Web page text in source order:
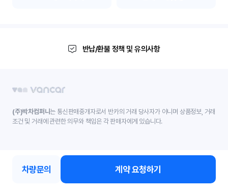
반납/환불 정책 및 유의사항
차량문의 계약 요청하기
(주)박차컴퍼니는 통신판매중개자로서 반카의 거래 당사자가 아니며 상품정보, 거래
조건 및 거래에 관련한 의무와 책임은 각 판매자에게 있습니다.